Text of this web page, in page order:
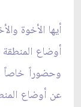
أيها الأخوة
أوضاع
وحضوراً خاصاً
عن أوضاع